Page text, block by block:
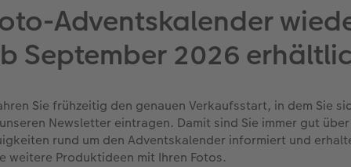
Adventskalender
September 2026
Sie frühzeitig den genauen Verkaufsstart, in dem Sie
Newsletter eintragen. Damit sind Sie immer gut über
rund um den Adventskalender informiert und
weitere Produktideen mit Ihren Fotos.